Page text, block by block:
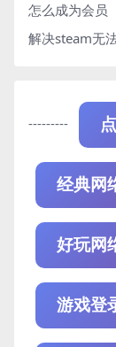
怎么成为会员
解决steam无
---------
经典网
好玩网
游戏登